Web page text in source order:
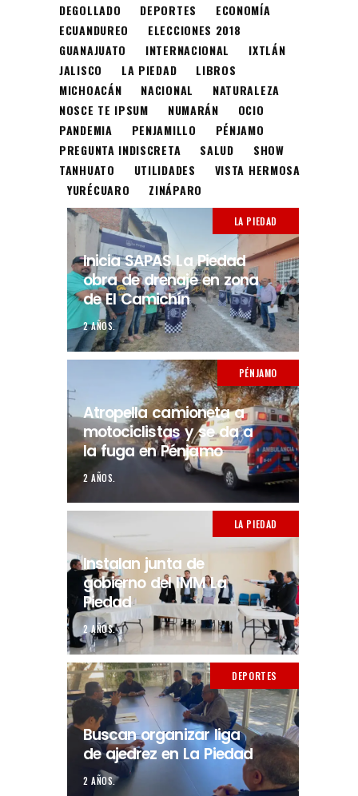
DEGOLLADO
DEPORTES
ECONOMÍA
ECUANDUREO
ELECCIONES 2018
GUANAJUATO
INTERNACIONAL
IXTLÁN
JALISCO
LA PIEDAD
LIBROS
MICHOACÁN
NACIONAL
NATURALEZA
NOSCE TE IPSUM
NUMARÁN
OCIO
PANDEMIA
PENJAMILLO
PÉNJAMO
PREGUNTA INDISCRETA
SALUD
SHOW
TANHUATO
UTILIDADES
VISTA HERMOSA
YURÉCUARO
ZINÁPARO
LA PIEDAD
Inicia SAPAS La Piedad
obra de drenaje en zona
de El Camichín
2 AÑOS.
PÉNJAMO
Atropella camioneta a
motociclistas y se da a
la fuga en Pénjamo
2 AÑOS.
LA PIEDAD
Instalan junta de
gobierno del IMM La
Piedad
2 AÑOS.
DEPORTES
Buscan organizar liga
de ajedrez en La Piedad
2 AÑOS.